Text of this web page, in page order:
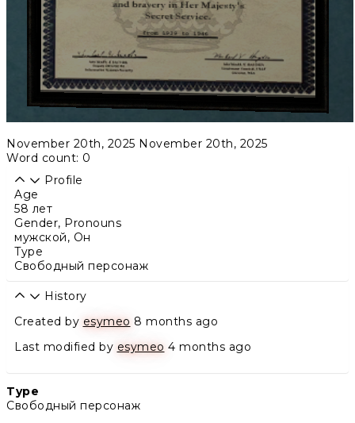
November 20th, 2025 November 20th, 2025
Word count: 0
Profile
Age
58 лет
Gender, Pronouns
мужской, Он
Type
Свободный персонаж
History
Created by esymeo 8 months ago
Last modified by esymeo 4 months ago
Type
Свободный персонаж